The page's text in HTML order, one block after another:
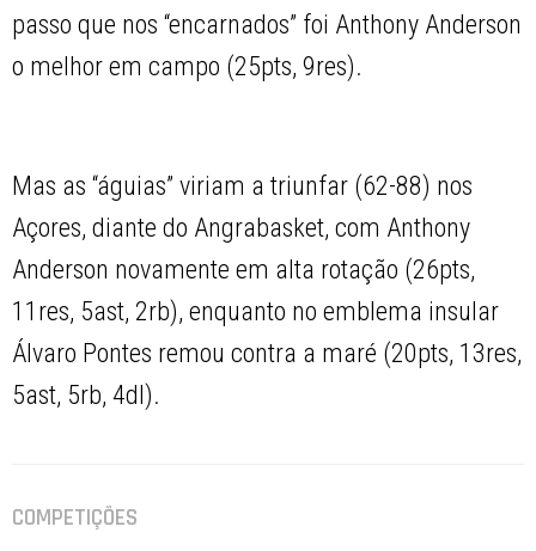
passo que nos “encarnados” foi Anthony Anderson
o melhor em campo (25pts, 9res).
Mas as “águias” viriam a triunfar (62-88) nos
Açores, diante do Angrabasket, com Anthony
Anderson novamente em alta rotação (26pts,
11res, 5ast, 2rb), enquanto no emblema insular
Álvaro Pontes remou contra a maré (20pts, 13res,
5ast, 5rb, 4dl).
COMPETIÇÕES